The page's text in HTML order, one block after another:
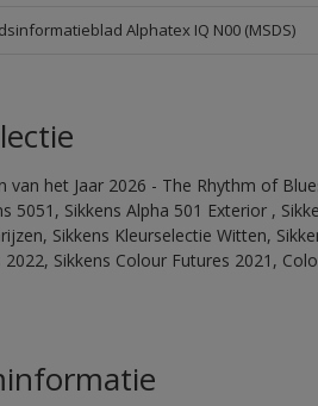
Alphatex IQ N00 (MSDS)
van het Jaar 2026 - The Rhythm of
5051, Sikkens Alpha 501 Exterior ,
Sikkens Kleurselectie Witten,
Sikkens Colour Futures 2021,